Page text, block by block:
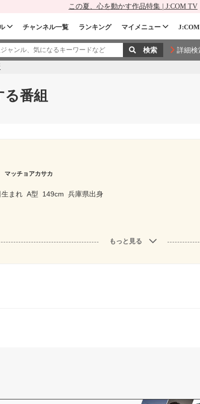
この夏、心を動かす作品特集 | J:COM TV
チャンネル一覧 ランキング マイメニュー
詳細検
番組
マッチョアカサカ
まれ A型 149cm 兵庫県出身
もっと見る